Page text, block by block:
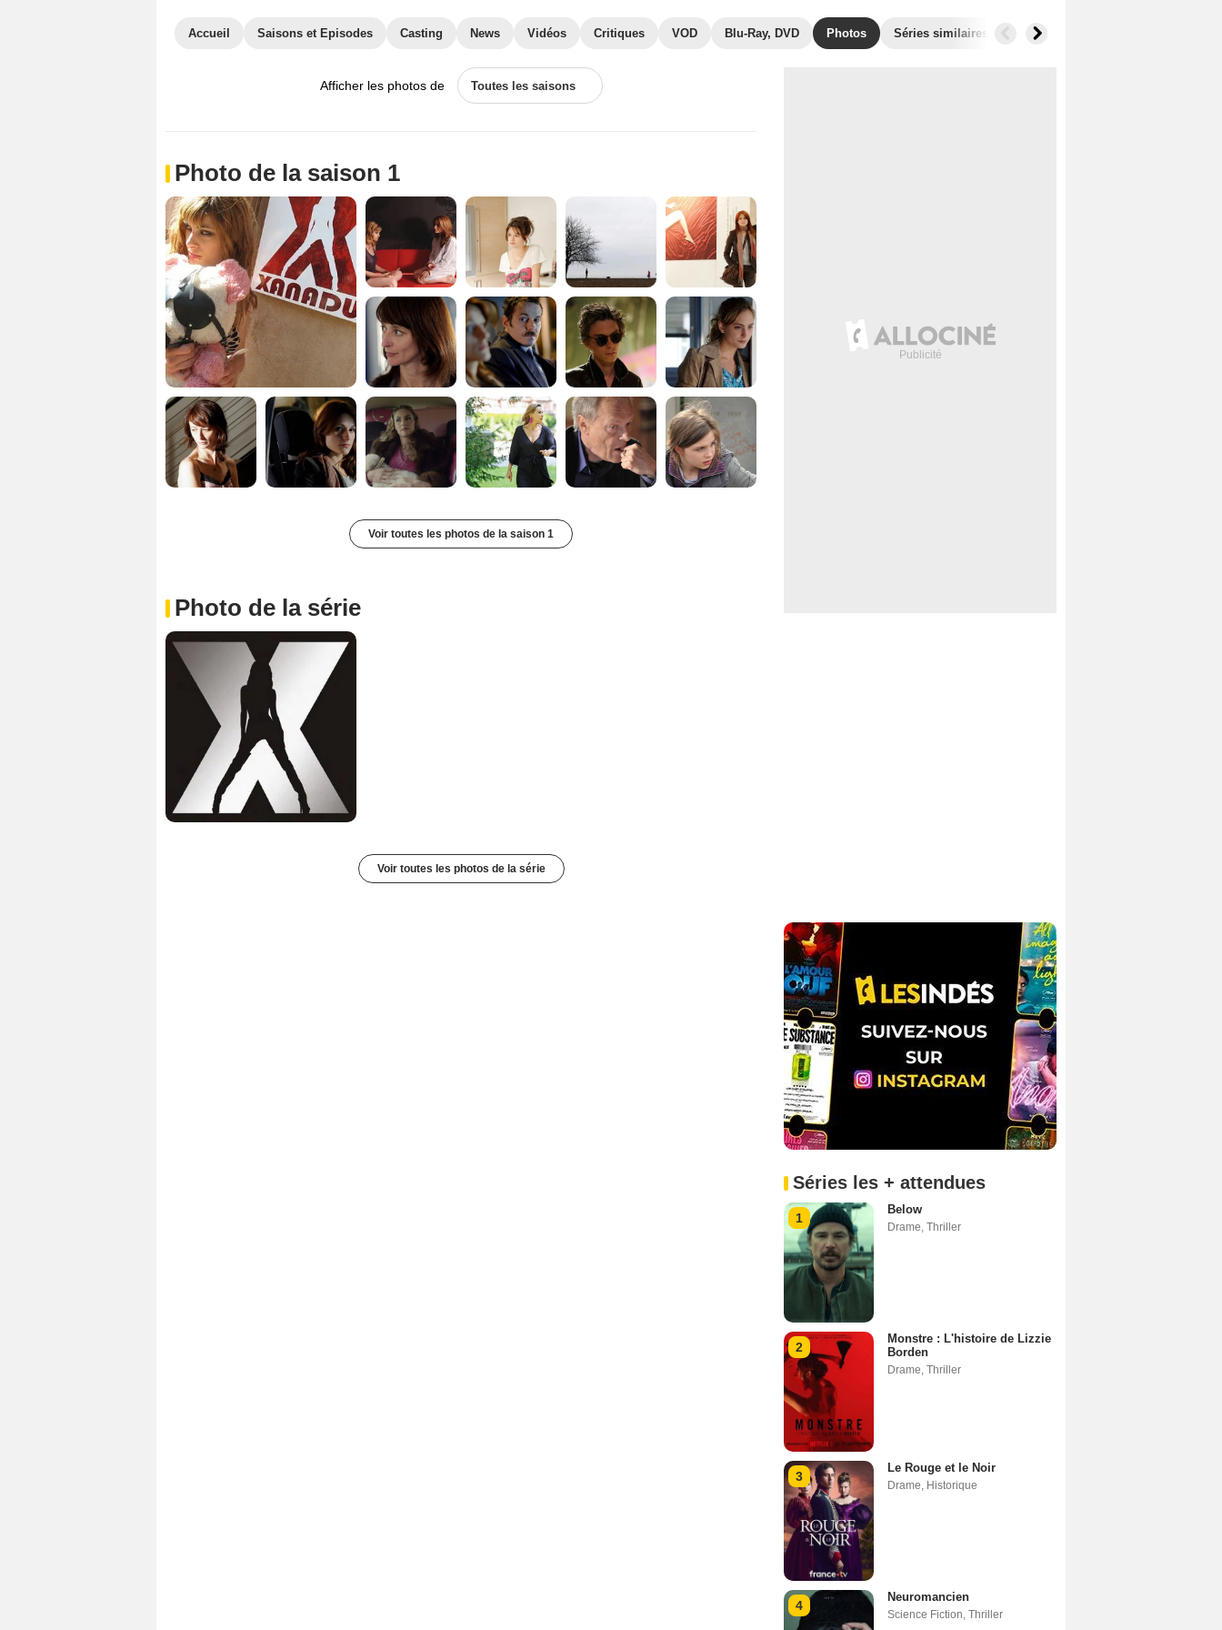
Accueil Saisons et Episodes Casting News Vidéos Critiques VOD Blu-Ray, DVD Photos Séries similaires
Afficher les photos de Toutes les saisons
Photo de la saison 1
Voir toutes les photos de la saison 1
Photo de la série
Voir toutes les photos de la série
Séries les + attendues
1
Below
Drame, Thriller
2
Monstre : L'histoire de Lizzie
Borden
Drame, Thriller
3
Le Rouge et le Noir
Drame, Historique
4
Neuromancien
Science Fiction, Thriller